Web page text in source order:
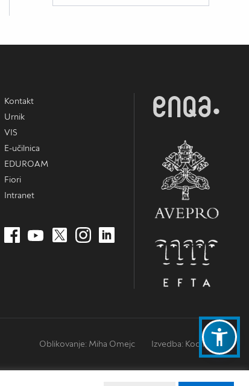
Kontakt
Urnik
VIS
E-učilnica
EDUROAM
Fiori
Intranet
Oblikovanje: Miha Omejc Izvedba: Kodington